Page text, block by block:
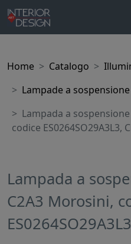
Home Catalogo
Lampade a sospensione
Lampada a
codice ES0264SO29A3L3,
Lampada a
C2A3 Morosini,